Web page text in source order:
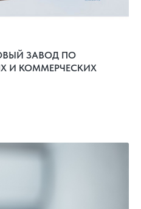
ЗАВОД ПО
И КОММЕРЧЕСКИХ